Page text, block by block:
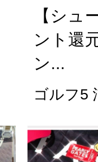
【シ
ント還
ン...
ゴルフ5